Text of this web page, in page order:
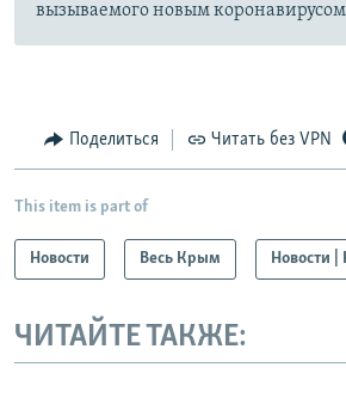
вызываемого новым
Поделиться Читать без VPN
This item is part of
Новости Весь Крым Новости
ЧИТАЙТЕ ТАКЖЕ: